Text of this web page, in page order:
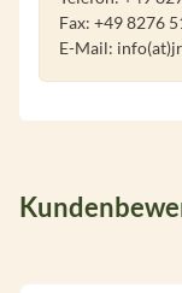
Fax: +49 8276
E-Mail: